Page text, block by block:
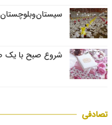
شروع صبح با یک
تصادفی